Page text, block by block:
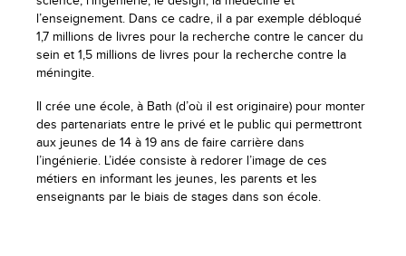
l’enseignement. Dans ce cadre, il a par exemple débloqué
1,7 millions de livres pour la recherche contre le cancer du
sein et 1,5 millions de livres pour la recherche contre la
méningite.
Il crée une école, à Bath (d’où il est originaire) pour monter
des partenariats entre le privé et le public qui permettront
aux jeunes de 14 à 19 ans de faire carrière dans
l’ingénierie. L’idée consiste à redorer l’image de ces
métiers en informant les jeunes, les parents et les
enseignants par le biais de stages dans son école.